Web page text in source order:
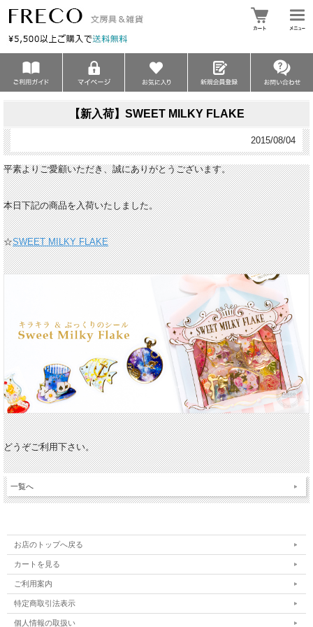
【新入荷】SWEET MILKY FLAKE
2015/08/04
平素よりご愛顧いただき、誠にありがとうございます。
本日下記の商品を入荷いたしました。
☆SWEET MILKY FLAKE
どうぞご利用下さい。
一覧へ
お店のトップへ戻る
カートを見る
ご利用案内
特定商取引法表示
個人情報の取扱い